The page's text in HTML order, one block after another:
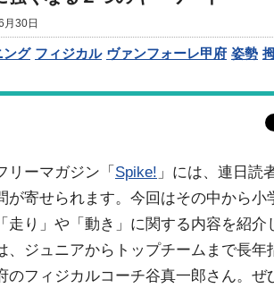
30日
ング フィジカル ヴァンフォーレ甲府 姿勢
リーマガジン「 Spike! 」には、連日読
が寄せられます。今回はその中から小
り」や「動き」に関する内容を紹介
、ジュニアからトップチームまで長年
のフィジカルコーチ谷真一郎さん。ぜ